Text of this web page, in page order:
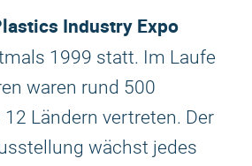
Industry Expo
1999 statt. Im Laufe
waren rund 500
Ländern vertreten. Der
wächst jedes